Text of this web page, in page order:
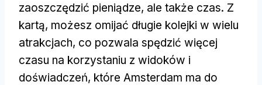
zaoszczędzić pieniądze, ale także czas. Z
kartą, możesz omijać długie kolejki w wielu
atrakcjach, co pozwala spędzić więcej
czasu na korzystaniu z widoków i
doświadczeń, które Amsterdam ma do